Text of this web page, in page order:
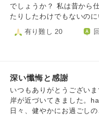
が…お盆に白提灯を出し忘
す。 明日から世の中的にはお盆ですので、お盆の期間だけ
に我が家のお盆供養自体
スがあれば教えていただけたらと
思いますが、どうぞよろ
ってひっくり返り、右下
のもあって、また何かあ
るとは思っていませんで
したら事故で生死をさま
か、死んでいたのかなと
今回は火傷で済んだけど
が起きるかもしれない、
でしょうか？ 私は昔から
たりしたわけでもないの
事が多々あり、その事を
たがお金に困らないよう
その時までは忘れていた
てくれた漢方医のことを
を処方してもらったら嘘
私は困った時、辛いとき
有り難し 20
深い懺悔と感謝
いつもありがとうござい
岸が近づいてきました。
日々、健やかにお過ごしのことと